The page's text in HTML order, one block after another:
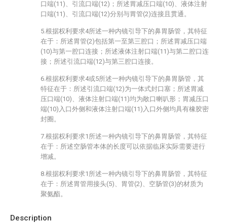
Description
口端(11)、引流口端(12)；所述胃减压口端(10)、液体注射
口端(11)、引流口端(12)分别与胃管(2)连接且贯通。
5.根据权利要求4所述一种内镜引导下的鼻胃肠管，其特征
在于：所述胃管(2)包括第一至第三腔口；所述胃减压口端
(10)与第一腔口连接；所述液体注射口端(11)与第二腔口连
接；所述引流口端(12)与第三腔口连接。
6.根据权利要求4或5所述一种内镜引导下的鼻胃肠管，其
特征在于：所述引流口端(12)为一体式封口塞；所述胃减
压口端(10)、液体注射口端(11)均为敞口喇叭形；胃减压口
端(10)入口外侧和液体注射口端(11)入口外侧均具有橡胶密
封圈。
7.根据权利要求1所述一种内镜引导下的鼻胃肠管，其特征
在于：所述空肠管本体的长度可以依据临床实际需要进行
增减。
8.根据权利要求1所述一种内镜引导下的鼻胃肠管，其特征
在于：所述胃管用接头(5)、胃管(2)、空肠管(3)的材质为
聚氨酯。